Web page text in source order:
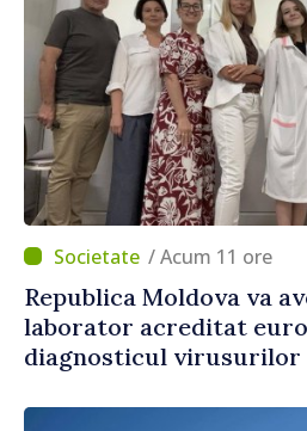
/ Acum 11 ore
Republica Moldova va
laborator acreditat
diagnosticul virusurilor